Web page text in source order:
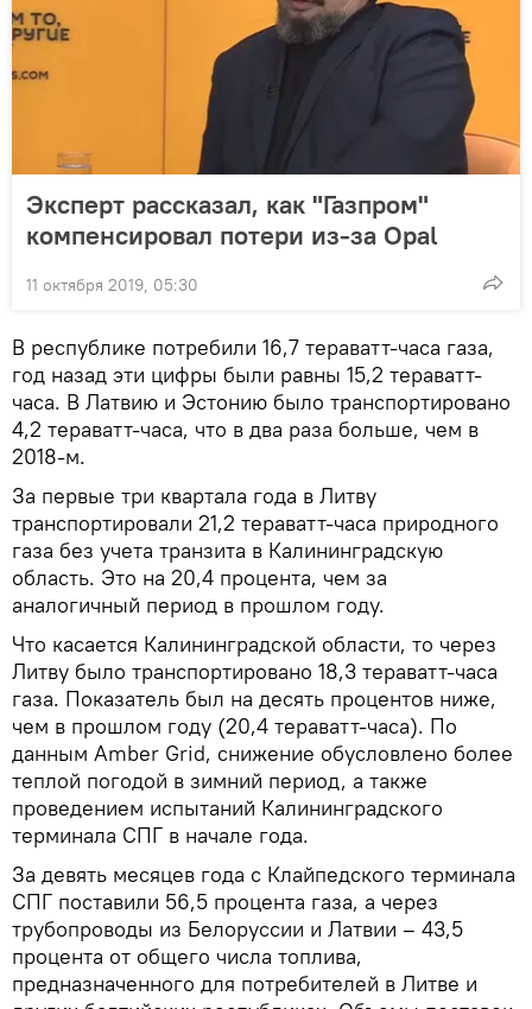
Эксперт рассказал, как "Газпром"
компенсировал потери из-за Opal
11 октября 2019, 05:30
В республике потребили 16,7 тераватт-часа газа,
год назад эти цифры были равны 15,2 тераватт-
часа. В Латвию и Эстонию было транспортировано
4,2 тераватт-часа, что в два раза больше, чем в
2018-м.
За первые три квартала года в Литву
транспортировали 21,2 тераватт-часа природного
газа без учета транзита в Калининградскую
область. Это на 20,4 процента, чем за
аналогичный период в прошлом году.
Что касается Калининградской области, то через
Литву было транспортировано 18,3 тераватт-часа
газа. Показатель был на десять процентов ниже,
чем в прошлом году (20,4 тераватт-часа). По
данным Amber Grid, снижение обусловлено более
теплой погодой в зимний период, а также
проведением испытаний Калининградского
терминала СПГ в начале года.
За девять месяцев года с Клайпедского терминала
СПГ поставили 56,5 процента газа, а через
трубопроводы из Белоруссии и Латвии – 43,5
процента от общего числа топлива,
предназначенного для потребителей в Литве и